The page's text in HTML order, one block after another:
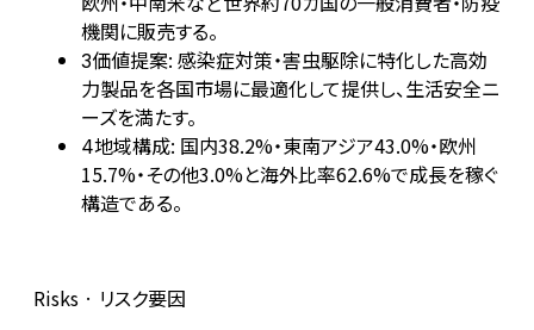
機関に販売する。
3価値提案: 感染症対策・害虫駆除に特化した高効
力製品を各国市場に最適化して提供し、生活安全ニ
ーズを満たす。
4地域構成: 国内38.2%・東南アジア43.0%・欧州
15.7%・その他3.0%と海外比率62.6%で成長を稼ぐ
構造である。
Risks · リスク要因